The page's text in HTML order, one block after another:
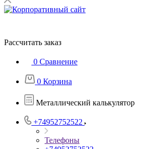
Рассчитать заказ
0 Сравнение
0 Корзина
Металлический калькулятор
+74952752522
Телефоны